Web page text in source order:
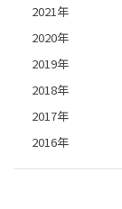
2021年
2020年
2019年
2018年
2017年
2016年